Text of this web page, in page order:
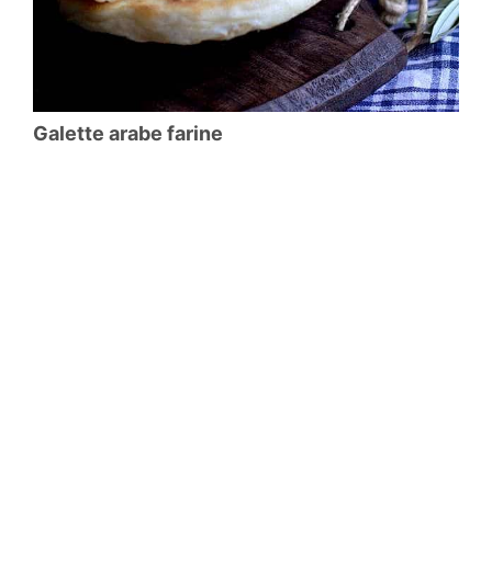
Galette arabe farine